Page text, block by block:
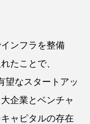
ンフラを整備
たことで、
望なスタートアッ
企業とベンチャ
ャピタルの存在